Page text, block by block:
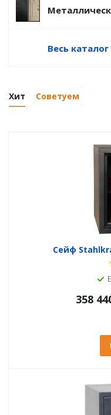
Весь каталог
Хит Советуем
Сейф
358